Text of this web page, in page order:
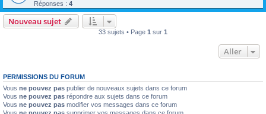
Réponses : 4
Nouveau sujet
33 sujets • Page 1 sur 1
Aller
PERMISSIONS DU FORUM
Vous ne pouvez pas publier de nouveaux sujets dans ce forum
Vous ne pouvez pas répondre aux sujets dans ce forum
Vous ne pouvez pas modifier vos messages dans ce forum